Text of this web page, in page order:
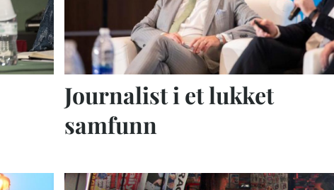
Journalist i et lukket
samfunn